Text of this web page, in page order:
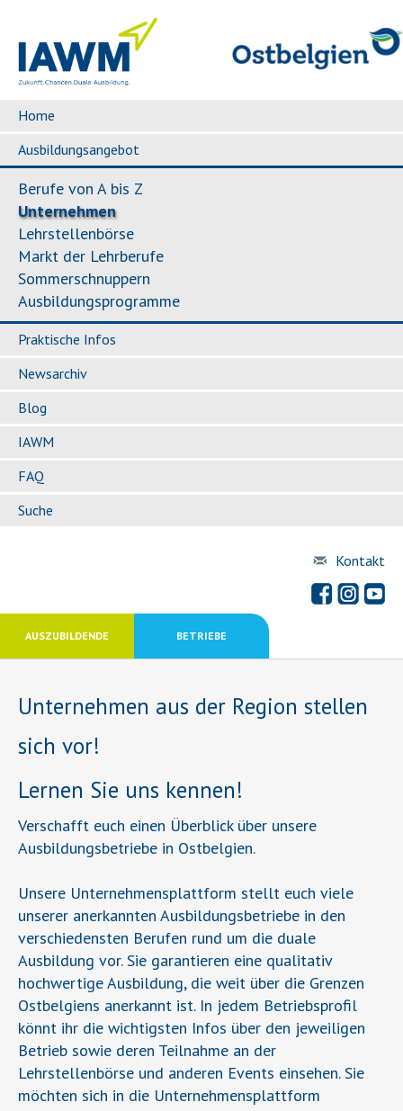
Home
Ausbildungsangebot
Berufe von A bis Z
Unternehmen
Lehrstellenbörse
Markt der Lehrberufe
Sommerschnuppern
Ausbildungsprogramme
Praktische Infos
Newsarchiv
Blog
IAWM
FAQ
Suche
Kontakt
AUSZUBILDENDE BETRIEBE
Unternehmen aus der Region stellen
sich vor!
Lernen Sie uns kennen!
Verschafft euch einen Überblick über unsere
Ausbildungsbetriebe in Ostbelgien.
Unsere Unternehmensplattform stellt euch viele
unserer anerkannten Ausbildungsbetriebe in den
verschiedensten Berufen rund um die duale
Ausbildung vor. Sie garantieren eine qualitativ
hochwertige Ausbildung, die weit über die Grenzen
Ostbelgiens anerkannt ist. In jedem Betriebsprofil
könnt ihr die wichtigsten Infos über den jeweiligen
Betrieb sowie deren Teilnahme an der
Lehrstellenbörse und anderen Events einsehen. Sie
möchten sich in die Unternehmensplattform